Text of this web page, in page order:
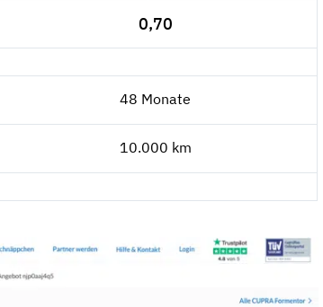
0,70
48 Monate
10.000 km